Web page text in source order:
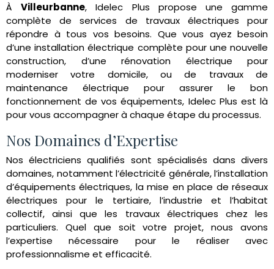
ÀVilleurbanne, Idelec Plus propose une gamme
complète de services de travaux électriques pour
répondre à tous vos besoins. Que vous ayez besoin
d’une installation électrique complète pour une nouvelle
construction, d’une rénovation électrique pour
moderniser votre domicile, ou de travaux de
maintenance électrique pour assurer le bon
fonctionnement de vos équipements, Idelec Plus est là
pour vous accompagner à chaque étape du processus.
Nos Domaines d’Expertise
Nos électriciens qualifiés sont spécialisés dans divers
domaines, notamment l’électricité générale, l’installation
d’équipements électriques, la mise en place de réseaux
électriques pour le tertiaire, l’industrie et l’habitat
collectif, ainsi que les travaux électriques chez les
particuliers. Quel que soit votre projet, nous avons
l’expertise nécessaire pour le réaliser avec
professionnalisme et efficacité.